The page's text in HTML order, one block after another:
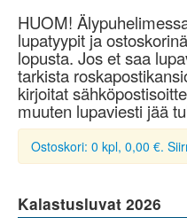
HUOM!
lupatyypit ja
lopusta. Jos et saa
tarkista
kirjoitat
muuten lupaviesti jää
Ostoskori: 0 kpl, 0,00 €.
Kalastusluvat 2026